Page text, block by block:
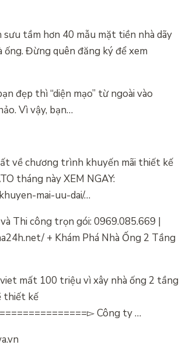
sưu tầm hơn 40 mẫu mặt tiền nhà dãy
ống. Đừng quên đăng ký để xem
đẹp thì “diện mạo” từ ngoài vào
Vì vậy, bạn…
về chương trình khuyến mãi thiết kế
tháng này XEM NGAY:
mai-uu-dai/…
Thi công trọn gói: 0969.085.669 |
+ Khám Phá Nhà Ống 2 Tầng
mất 100 triệu vì xây nhà ống 2 tầng
thiết kế
Công ty …